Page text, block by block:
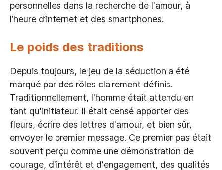
personnelles dans la recherche de l'amour, à
l’heure d’internet et des smartphones.
Le poids des traditions
Depuis toujours, le jeu de la séduction a été
marqué par des rôles clairement définis.
Traditionnellement, l'homme était attendu en
tant qu'initiateur. Il était censé apporter des
fleurs, écrire des lettres d'amour, et bien sûr,
envoyer le premier message. Ce premier pas était
souvent perçu comme une démonstration de
courage, d'intérêt et d'engagement, des qualités